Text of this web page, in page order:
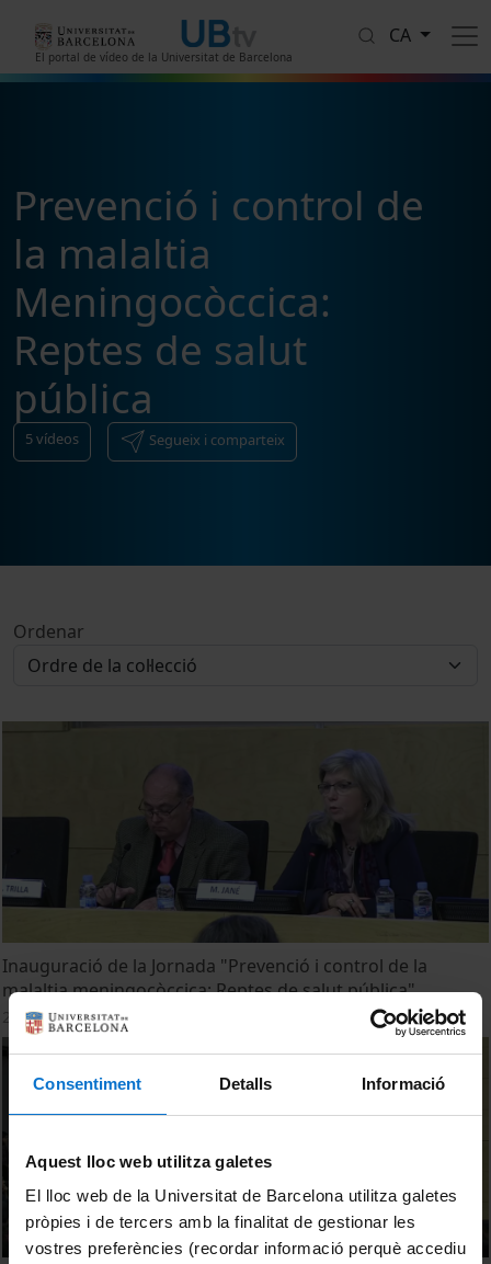
Consentiment Detalls Informació
Aquest lloc web utilitza galetes
El lloc web de la Universitat de Barcelona utilitza galetes
pròpies i de tercers amb la finalitat de gestionar les
vostres preferències (recordar informació perquè accediu
El portal de vídeo de la Universitat de Barcelona
CA
Prevenció i control de
la malaltia
Meningocòccica:
Reptes de salut
pública
5vídeos Segueix i comparteix
Ordenar
Inauguració de la Jornada "Prevenció i control de la
malaltia meningocòccica: Reptes de salut pública"
23 novembre, 2017